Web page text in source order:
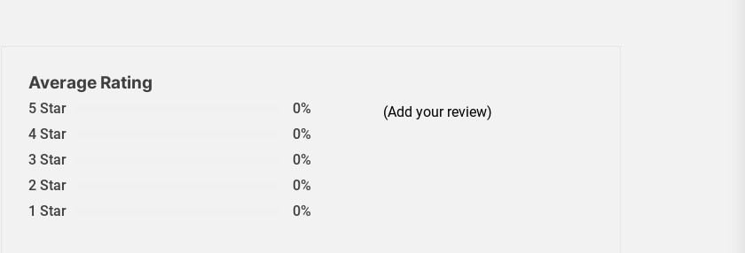
Average Rating
5 Star
0%
4 Star
0%
3 Star
0%
2 Star
0%
1 Star
0%
(Add your review)